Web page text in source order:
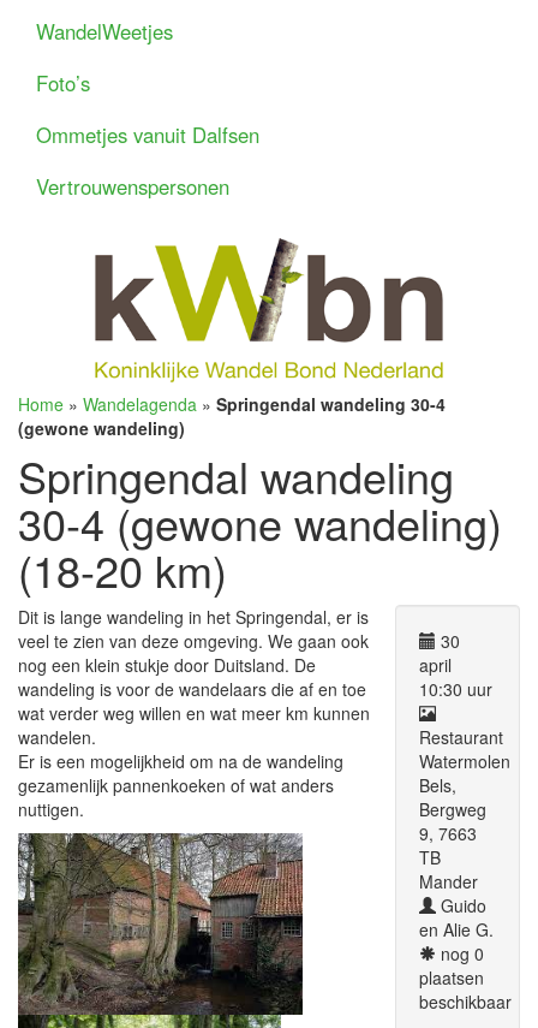
WandelWeetjes
Foto’s
Ommetjes vanuit Dalfsen
Vertrouwenspersonen
Home » Wandelagenda » Springendal wandeling 30-4
(gewone wandeling)
Springendal wandeling
30-4 (gewone wandeling)
(18-20 km)
30
april
10:30 uur
Restaurant
Watermolen
Bels,
Bergweg
9, 7663
TB
Mander
Guido
en Alie G.
nog 0
plaatsen
beschikbaar
Dit is lange wandeling in het Springendal, er is
veel te zien van deze omgeving. We gaan ook
nog een klein stukje door Duitsland. De
wandeling is voor de wandelaars die af en toe
wat verder weg willen en wat meer km kunnen
wandelen.
Er is een mogelijkheid om na de wandeling
gezamenlijk pannenkoeken of wat anders
nuttigen.